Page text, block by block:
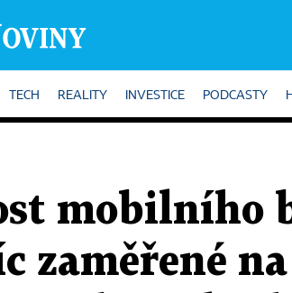
TECH REALITY INVESTICE PODCASTY
mobilního
zaměřené